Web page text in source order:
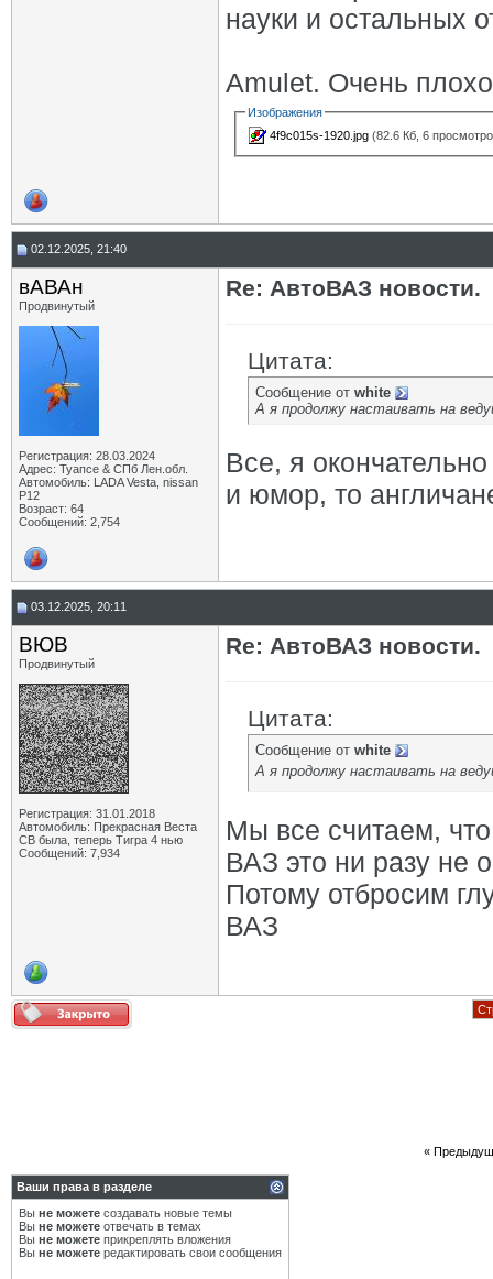
науки и остальных
Amulet. Очень
Изображения
4f9c015s-1920.jpg (82.6 Кб, 6
02.12.2025, 21:40
вАВАн
Продвинутый
Регистрация: 28.03.2024
Адрес: Туапсе & СПб Лен.обл.
Автомобиль: LADA Vesta, nissan
P12
Возраст: 64
Сообщений: 2,754
Re: АвтоВАЗ новости.
Цитата:
Сообщение от white
А я продолжу настаивать на
Все, я
и юмор, то
03.12.2025, 20:11
ВЮВ
Продвинутый
Регистрация: 31.01.2018
Автомобиль: Прекрасная Веста
СВ была, теперь Тигра 4 нью
Сообщений: 7,934
Re: АвтоВАЗ новости.
Цитата:
Сообщение от white
А я продолжу настаивать на
Мы все считаем,
ВАЗ это ни разу не
Потому отбросим
ВАЗ
«
Ваши права в разделе
Вы не можете создавать новые темы
Вы не можете отвечать в темах
Вы не можете прикреплять вложения
Вы не можете редактировать свои сообщения